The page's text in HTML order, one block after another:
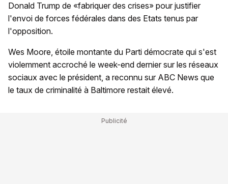
Donald Trump de «fabriquer des crises» pour justifier
l'envoi de forces fédérales dans des Etats tenus par
l'opposition.
Wes Moore, étoile montante du Parti démocrate qui s'est
violemment accroché le week-end dernier sur les réseaux
sociaux avec le président, a reconnu sur ABC News que
le taux de criminalité à Baltimore restait élevé.